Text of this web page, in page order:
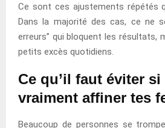
Ce sont ces ajustements répétés
Dans la majorité des cas, ce ne
erreurs” qui bloquent les résultats,
petits excès quotidiens.
Ce qu’il faut éviter
vraiment affiner tes
Beaucoup de personnes se